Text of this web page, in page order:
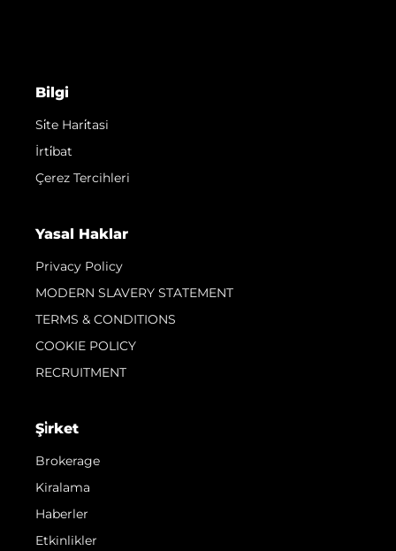
Bilgi
Si̇te Hari̇tasi
İrti̇bat
Çerez Tercihleri
Yasal Haklar
Privacy Policy
MODERN SLAVERY STATEMENT
TERMS & CONDITIONS
COOKIE POLICY
RECRUITMENT
Şi̇rket
Brokerage
Kiralama
Haberler
Etkinlikler